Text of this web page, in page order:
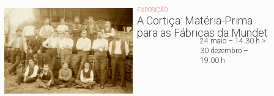
EXPOSIÇÃO
A Cortiça: Matéria-Prima
para as Fábricas da Mundet
24 maio – 14.30 h >
30 dezembro –
19.00 h